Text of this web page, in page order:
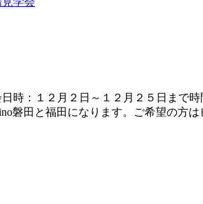
日時：１２月２日～１２月２５日
磐田と福田になります。ご希望の方は